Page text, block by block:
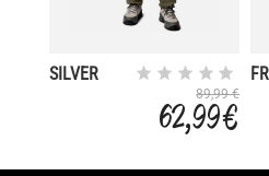
SILVER
89,99 €
62,99 €